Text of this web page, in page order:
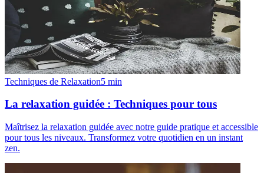
Techniques de Relaxation5 min
La relaxation guidée : Techniques pour tous
Maîtrisez la relaxation guidée avec notre guide pratique et accessible
pour tous les niveaux. Transformez votre quotidien en un instant
zen.